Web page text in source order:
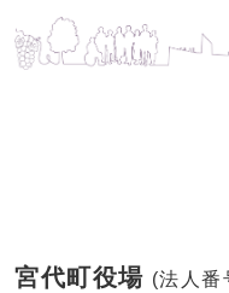
宮代町役場 (法人